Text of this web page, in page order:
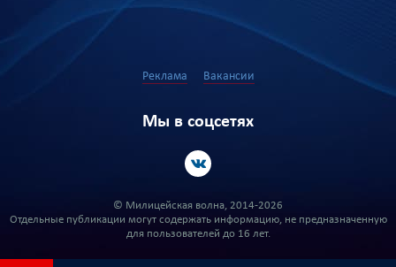
Реклама Вакансии
Мы в соцсетях
© Милицейская волна, 2014-2026
Отдельные публикации могут содержать информацию, не предназначенную
для пользователей до 16 лет.